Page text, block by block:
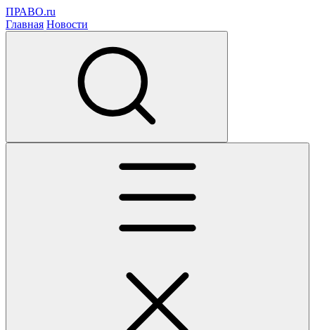
ПРАВО.ru
Главная Новости